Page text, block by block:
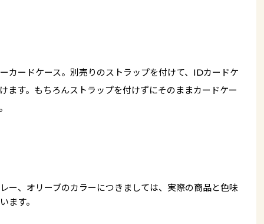
カードケース。別売りのストラップを付けて、IDカードケ
ます。もちろんストラップを付けずにそのままカードケー
ー、オリーブのカラーにつきましては、実際の商品と色味
ます。